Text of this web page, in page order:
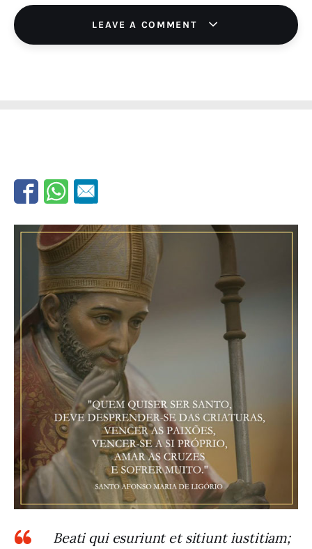
LEAVE A COMMENT
Beati qui esuriunt et sitiunt iustitiam;